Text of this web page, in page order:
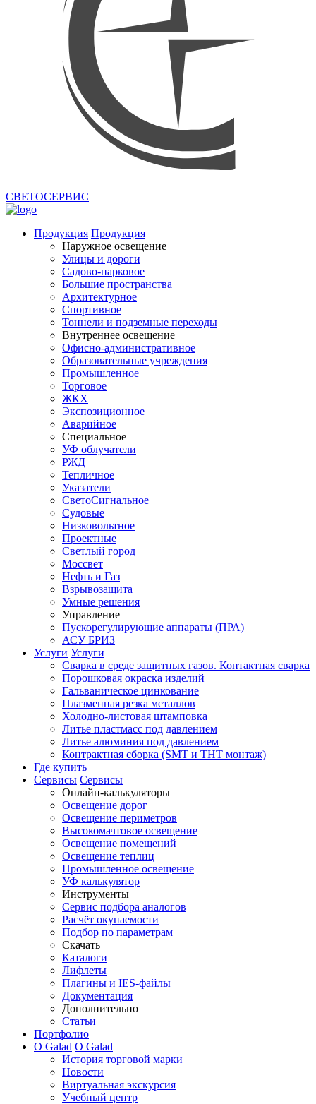
СВЕТОСЕРВИС
Продукция Продукция
Наружное освещение
Улицы и дороги
Садово-парковое
Большие пространства
Архитектурное
Спортивное
Тоннели и подземные переходы
Внутреннее освещение
Офисно-административное
Образовательные учреждения
Промышленное
Торговое
ЖКХ
Экспозиционное
Аварийное
Специальное
УФ облучатели
РЖД
Тепличное
Указатели
СветоСигнальное
Судовые
Низковольтное
Проектные
Светлый город
Моссвет
Нефть и Газ
Взрывозащита
Умные решения
Управление
Пускорегулирующие аппараты (ПРА)
АСУ БРИЗ
Услуги Услуги
Сварка в среде защитных газов. Контактная сварка
Порошковая окраска изделий
Гальваническое цинкование
Плазменная резка металлов
Холодно-листовая штамповка
Литье пластмасс под давлением
Литье алюминия под давлением
Контрактная сборка (SMT и THT монтаж)
Где купить
Сервисы Сервисы
Онлайн-калькуляторы
Освещение дорог
Освещение периметров
Высокомачтовое освещение
Освещение помещений
Освещение теплиц
Промышленное освещение
УФ калькулятор
Инструменты
Сервис подбора аналогов
Расчёт окупаемости
Подбор по параметрам
Скачать
Каталоги
Лифлеты
Плагины и IES-файлы
Документация
Дополнительно
Статьи
Портфолио
О Galad О Galad
История торговой марки
Новости
Виртуальная экскурсия
Учебный центр